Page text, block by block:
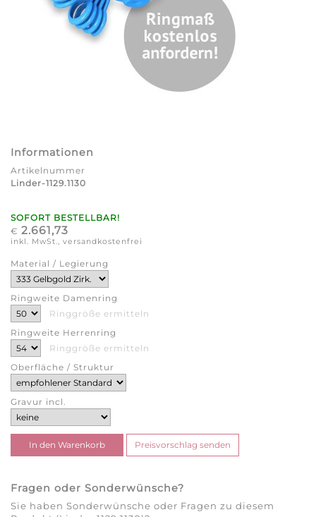
Informationen
Artikelnummer
Linder-1129.1130
SOFORT BESTELLBAR!
€ 2.661,73
inkl. MwSt., versandkostenfrei
Material / Legierung
Ringweite Damenring
Ringgröße ermitteln
Ringweite Herrenring
Ringgröße ermitteln
Oberfläche / Struktur
Gravur incl.
Fragen oder Sonderwünsche?
Sie haben Sonderwünsche oder Fragen zu diesem